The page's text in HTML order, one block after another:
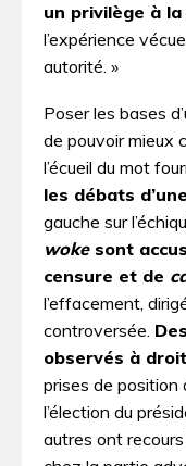
un privilège à
l’expérience
autorité. »
Poser les bases
de pouvoir mieux
l’écueil du mot
les débats
gauche sur
wokesont
censure et de
l’effacement,
controversée.
observés à
prises de position
l’élection du
autres ont